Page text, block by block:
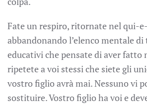
Fate un respiro, ritornate nel qui-
abbandonando l’elenco mentale
educativi che pensate di aver fatto
ripetete a voi stessi che siete gli
vostro figlio avrà mai. Nessuno vi
sostituire. Vostro figlio ha voi e